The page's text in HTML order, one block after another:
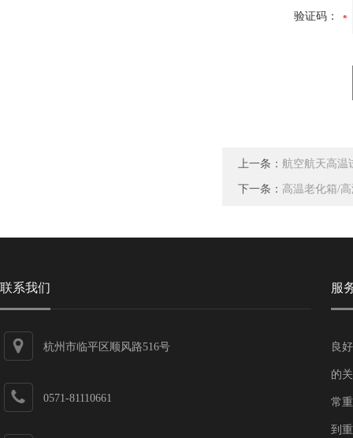
验证码：
上一条： 航空航天高温
下一条： 高温老化箱/
联系我们
杭州市临平区顺风路516号
0571-81110661
服
良
的
常
到